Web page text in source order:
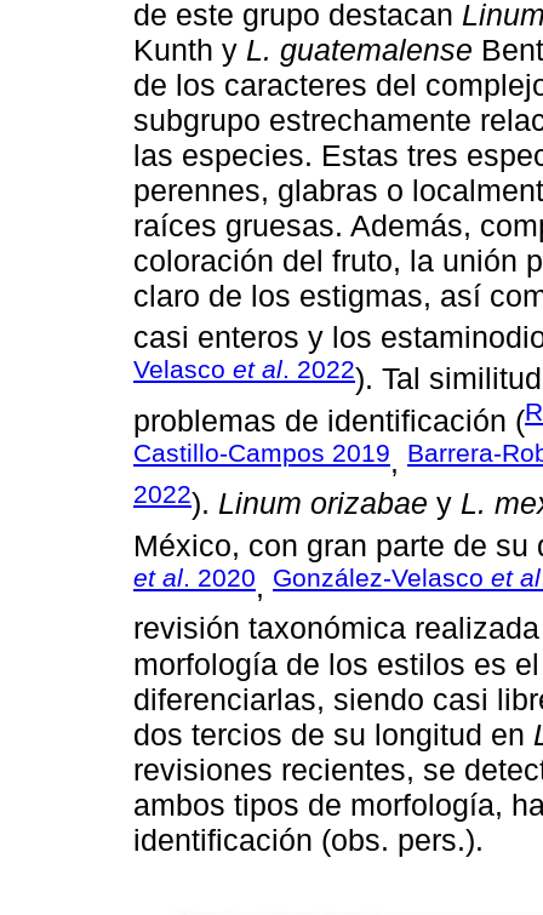
de este grupo destacan
Kunth y L. guatemalense
de los caracteres del
subgrupo estrechamente
las especies. Estas tres
perennes, glabras o
raíces gruesas. Además,
coloración del fruto, la unión
claro de los estigmas, así
casi enteros y los
Velasco et al. 2022). Tal
problemas de identificación (
Castillo-Campos 2019, Barrera-
2022). Linum orizabae y L.
México, con gran parte de
et al. 2020, González-Velasco et al
revisión taxonómica
morfología de los estilos es
diferenciarlas, siendo casi
dos tercios de su longitud en
revisiones recientes, se
ambos tipos de morfología,
identificación (obs. pers.).